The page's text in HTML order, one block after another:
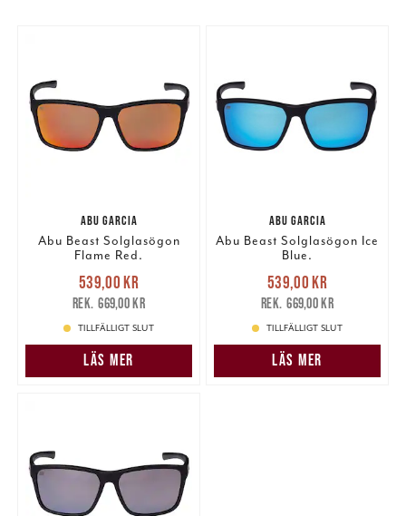
ABU GARCIA
Abu Beast Solglasögon
Flame Red.
Nuvarande pris
539,00 krTidigare pris
669,00 kr
539,00 kr
669,00 kr
TILLFÄLLIGT SLUT
LÄS MER
ABU GARCIA
Abu Beast Solglasögon Ice
Blue.
Nuvarande pris
539,00 krTidigare pris
669,00 kr
539,00 kr
669,00 kr
TILLFÄLLIGT SLUT
LÄS MER